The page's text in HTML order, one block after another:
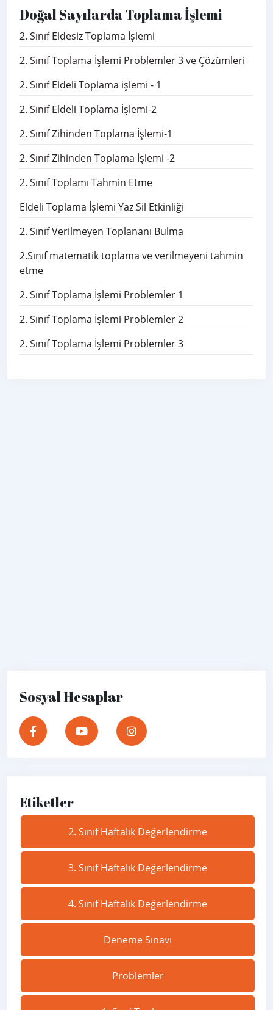
Doğal Sayılarda Toplama İşlemi
2. Sınıf Eldesiz Toplama İşlemi
2. Sınıf Toplama İşlemi Problemler 3 ve Çözümleri
2. Sınıf Eldeli Toplama işlemi - 1
2. Sınıf Eldeli Toplama İşlemi-2
2. Sınıf Zihinden Toplama İşlemi-1
2. Sınıf Zihinden Toplama İşlemi -2
2. Sınıf Toplamı Tahmin Etme
Eldeli Toplama İşlemi Yaz Sil Etkinliği
2. Sınıf Verilmeyen Toplananı Bulma
2.Sınıf matematik toplama ve verilmeyeni tahmin
etme
2. Sınıf Toplama İşlemi Problemler 1
2. Sınıf Toplama İşlemi Problemler 2
2. Sınıf Toplama İşlemi Problemler 3
Sosyal Hesaplar
Etiketler
2. Sınıf Haftalık Değerlendirme
3. Sınıf Haftalık Değerlendirme
4. Sınıf Haftalık Değerlendirme
Deneme Sınavı
Problemler